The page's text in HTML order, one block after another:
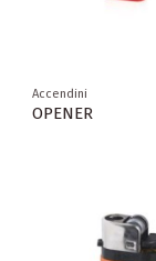
Accendini
OPENER